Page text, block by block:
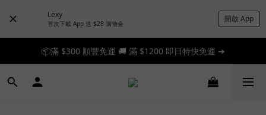
Lexy
首次下載 App 送 $28 購物金 開啟 App
📦滿 $300 順豐免運 🚚 滿 $1200 即日特快免運 ➔
📦滿 $300 順豐免運 🚚 滿 $1200 即日特快免運 ➔
🎉 新人首單享 88 折，快來領券加入！➔